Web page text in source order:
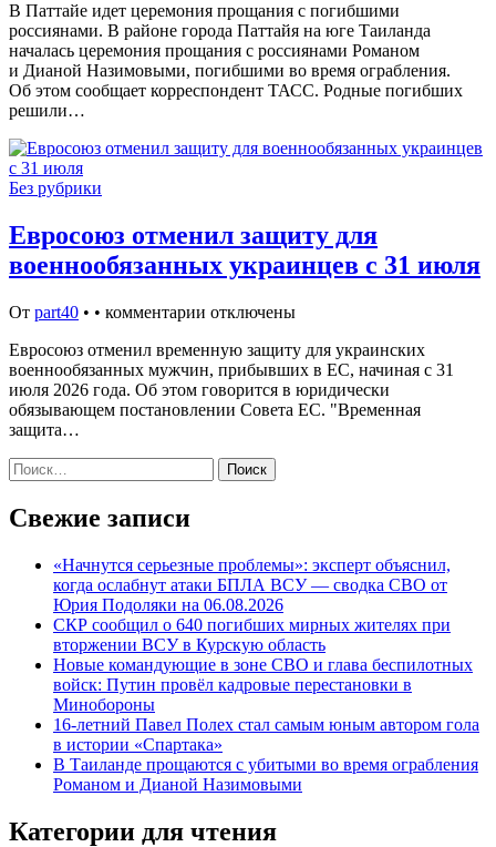
В Паттайе идет церемония прощания с погибшими
россиянами. В районе города Паттайя на юге Таиланда
началась церемония прощания с россиянами Романом
и Дианой Назимовыми, погибшими во время ограбления.
Об этом сообщает корреспондент ТАСС. Родные погибших
решили…
Без рубрики
Евросоюз отменил защиту для
военнообязанных украинцев с 31 июля
От part40 • • комментарии отключены
Евросоюз отменил временную защиту для украинских
военнообязанных мужчин, прибывших в ЕС, начиная с 31
июля 2026 года. Об этом говорится в юридически
обязывающем постановлении Совета ЕС. "Временная
защита…
Найти:
Свежие записи
«Начнутся серьезные проблемы»: эксперт объяснил,
когда ослабнут атаки БПЛА ВСУ — сводка СВО от
Юрия Подоляки на 06.08.2026
СКР сообщил о 640 погибших мирных жителях при
вторжении ВСУ в Курскую область
Новые командующие в зоне СВО и глава беспилотных
войск: Путин провёл кадровые перестановки в
Минобороны
16-летний Павел Полех стал самым юным автором гола
в истории «Спартака»
В Таиланде прощаются с убитыми во время ограбления
Романом и Дианой Назимовыми
Категории для чтения